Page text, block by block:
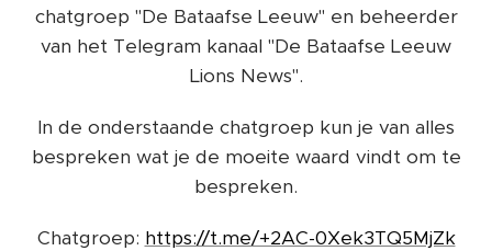
chatgroep "De Bataafse Leeuw" en beheerder
van het Telegram kanaal "De Bataafse Leeuw
Lions News".
In de onderstaande chatgroep kun je van alles
bespreken wat je de moeite waard vindt om te
bespreken.
Chatgroep: https://t.me/+2AC-0Xek3TQ5MjZk